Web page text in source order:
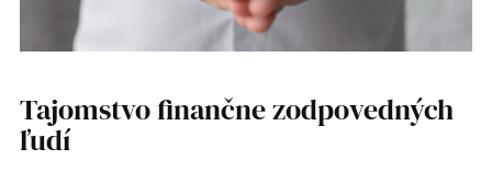
Tajomstvo finančne zodpovedných
ľudí